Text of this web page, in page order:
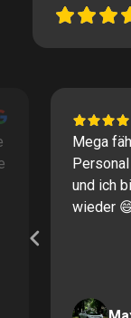
Mega
und ich
wieder